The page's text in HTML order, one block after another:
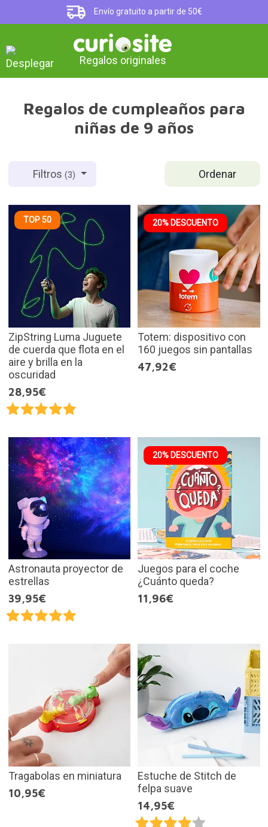
Envío gratuito a partir de 50€
Regalos originales
Regalos de cumpleaños para
niñas de 9 años
Ordenar
Filtros(3)
TOP 50
ZipString Luma Juguete
de cuerda que flota en el
aire y brilla en la
oscuridad
28,95€
20% DESCUENTO
Totem: dispositivo con
160 juegos sin pantallas
47,92€
Astronauta proyector de
estrellas
39,95€
20% DESCUENTO
Juegos para el coche
¿Cuánto queda?
11,96€
Tragabolas en miniatura
10,95€
Estuche de Stitch de
felpa suave
14,95€